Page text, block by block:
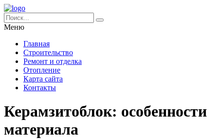
Меню
Главная
Строительство
Ремонт и отделка
Отопление
Карта сайта
Контакты
Керамзитоблок: особенности
материала